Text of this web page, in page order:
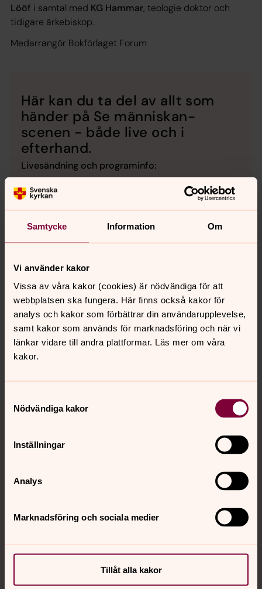
Samtycke Information Om
Vi använder kakor
Vissa av våra kakor (cookies) är nödvändiga för att
webbplatsen ska fungera. Här finns också kakor för
analys och kakor som förbättrar din användarupplevelse,
samt kakor som används för marknadsföring och när vi
länkar vidare till andra plattformar. Läs mer om våra
kakor.
Nödvändiga kakor
Inställningar
Analys
Marknadsföring och sociala medier
Tillåt alla kakor
Lööf i samtal med KG Hammar, teologie doktor och
tidigare ärkebiskop.
Medarrangör Bokförlaget Forum
Här kan du ta del av allt som
händer på Se människan-
scenen - både live och i
efterhand.
Livesändning och programinfo:
På Se människans webbsida kan du följa
scensamtalen live och du hittar du hela
programmet och all information.
Alla samtal läggs på Youtube:
upp direkt.
Senast ändrad 23 augusti 2023
Tillbaka till toppen
Tillbaka till innehållet
Hitta snabbt